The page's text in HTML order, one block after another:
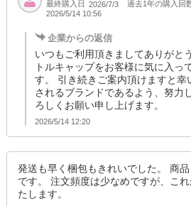
最終購入日 2026/7/3 過去1年の購入回
2026/5/14 10:56
企業からの返信
いつもご利用頂きましてありがと
トルキャップをお客様に気に入っ
す。 引き続きご案内頂けますと幸
されるブランドであるよう、努力
ろしくお願い申し上げます。
2026/5/14 12:20
発送も早く梱包もきれいでした。 商
です。 注文頻度は少なめですが、こ
たします。